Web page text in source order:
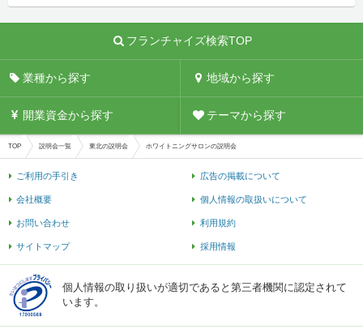
フランチャイズ検索TOP
業種から探す 地域から探す
開業資金から探す テーマから探す
TOP 説明会一覧 東北の説明会 ホワイトニングサロンの説明会
ご利用の手引き 広告の掲載について
会社概要 個人情報の取扱いについて
お問い合わせ 利用規約
サイトマップ 採用情報
個人情報の取り扱いが適切であると第三者機関に認定されて
います。